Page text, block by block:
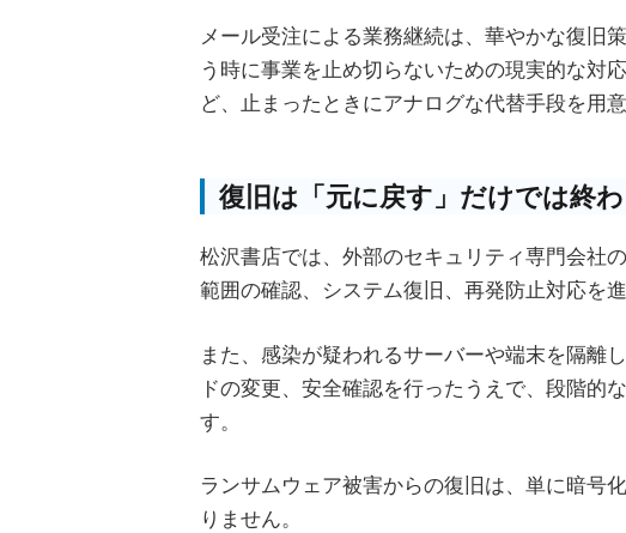
メール受注による業務継続は、華やかな復旧
う時に事業を止め切らないための現実的な対
ど、止まったときにアナログな代替手段を用
復旧は「元に戻す」だけでは終
松沢書店では、外部のセキュリティ専門会社
範囲の確認、システム復旧、再発防止対応を進
また、感染が疑われるサーバーや端末を隔離
ドの変更、安全確認を行ったうえで、段階的
す。
ランサムウェア被害からの復旧は、単に暗号
りません。